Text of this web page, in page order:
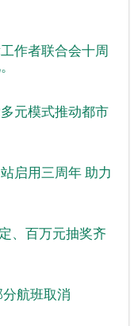
作者联合会十周
元模式推动都市
启用三周年 助力
、百万元抽奖齐
航班取消